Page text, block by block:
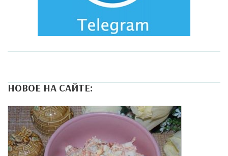
НОВОЕ НА САЙТЕ: